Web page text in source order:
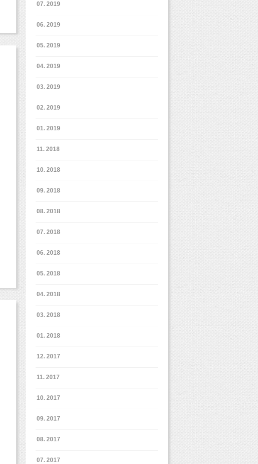
7. 2019
6. 2019
5. 2019
4. 2019
3. 2019
2. 2019
1. 2019
11. 2018
10. 2018
9. 2018
8. 2018
7. 2018
6. 2018
5. 2018
4. 2018
3. 2018
1. 2018
12. 2017
11. 2017
10. 2017
9. 2017
8. 2017
7. 2017